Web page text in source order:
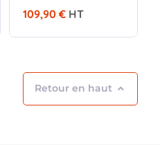
109,90 € HT
Retour en haut 